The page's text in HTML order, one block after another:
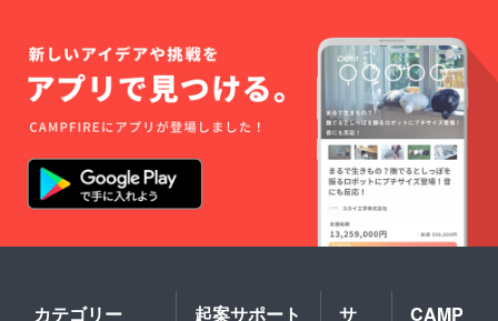
カテゴリー 起案サポート
サ
CAMP